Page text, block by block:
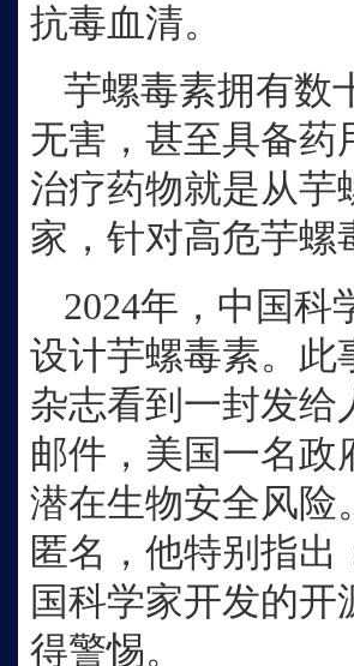
抗毒血清。
芋螺毒素拥有数
无害，甚至具备药
治疗药物就是从芋
家，针对高危芋螺
2024年，中国科
设计芋螺毒素。此
杂志看到一封发给
邮件，美国一名政
潜在生物安全风险
匿名，他特别指
国科学家开发的
得警惕。